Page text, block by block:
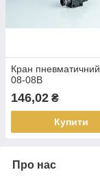
Кран
08-08B
146,02 ₴
Купити
Про нас